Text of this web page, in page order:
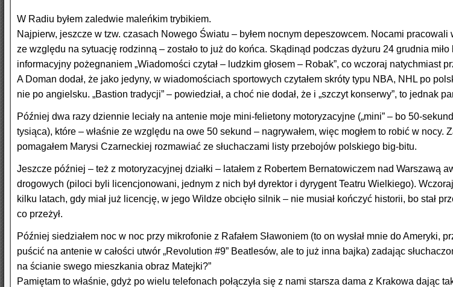
W Radiu byłem zaledwie maleńkim trybikiem.
Najpierw, jeszcze w tzw. czasach Nowego Światu – byłem nocnym depeszowcem. Nocami
ze względu na sytuację rodzinną – zostało to już do końca. Skądinąd podczas dyżuru 24 grudnia miło
informacyjny pożegnaniem „Wiadomości czytał – ludzkim głosem – Robak”, co wczoraj natychmiast
A Doman dodał, że jako jedyny, w wiadomościach sportowych czytałem skróty typu NBA, NHL po
nie po angielsku. „Bastion tradycji” – powiedział, a choć nie dodał, że i „szczyt konserwy”, to jednak
Później dwa razy dziennie leciały na antenie moje mini-felietony motoryzacyjne („mini” – bo 50-
tysiąca), które – właśnie ze względu na owe 50 sekund – nagrywałem, więc mogłem to robić w nocy.
pomagałem Marysi Czarneckiej rozmawiać ze słuchaczami listy przebojów polskiego big-bitu.
Jeszcze później – też z motoryzacyjnej działki – latałem z Robertem Bernatowiczem nad Warszawą
drogowych (piloci byli licencjonowani, jednym z nich był dyrektor i dyrygent Teatru Wielkiego).
kilku latach, gdy miał już licencję, w jego Wildze obcięło silnik – nie musiał kończyć historii, bo stał
co przeżył.
Później siedziałem noc w noc przy mikrofonie z Rafałem Sławoniem (to on wysłał mnie do Ameryki,
puścić na antenie w całości utwór „Revolution #9” Beatlesów, ale to już inna bajka) zadając
na ścianie swego mieszkania obraz Matejki?”
Pamiętam to właśnie, gdyż po wielu telefonach połączyła się z nami starsza dama z Krakowa dając